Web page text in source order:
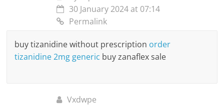
30 January 2024 at 07:14
Permalink
buy tizanidine without prescription order
tizanidine 2mg generic buy zanaflex sale
Vxdwpe